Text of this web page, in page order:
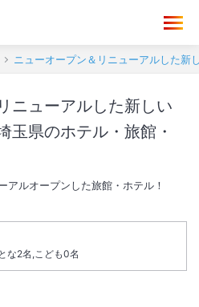
ニューオープン＆リニューアルした新
ニューアルした新しい
玉県のホテル・旅館・
アルオープンした旅館・ホテル！
な2名,こども0名